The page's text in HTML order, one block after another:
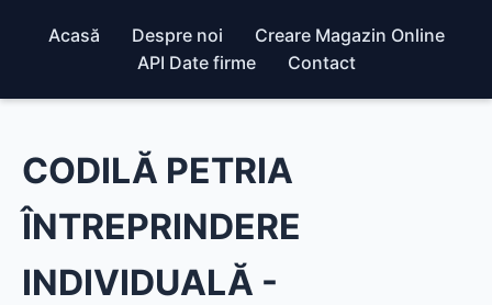
Acasă Despre noi
Creare Magazin Online
API Date firme
Contact
CODILĂ PETRIA
ÎNTREPRINDERE
INDIVIDUALĂ -